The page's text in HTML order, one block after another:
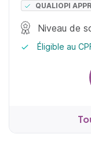
QUALIOPI
Niveau de
Éligible au